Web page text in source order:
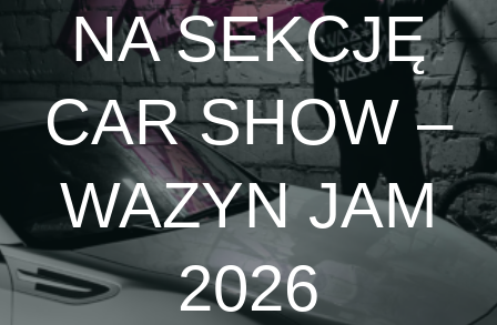
NA SEKCJĘ
CAR SHOW –
WAZYN JAM
2026